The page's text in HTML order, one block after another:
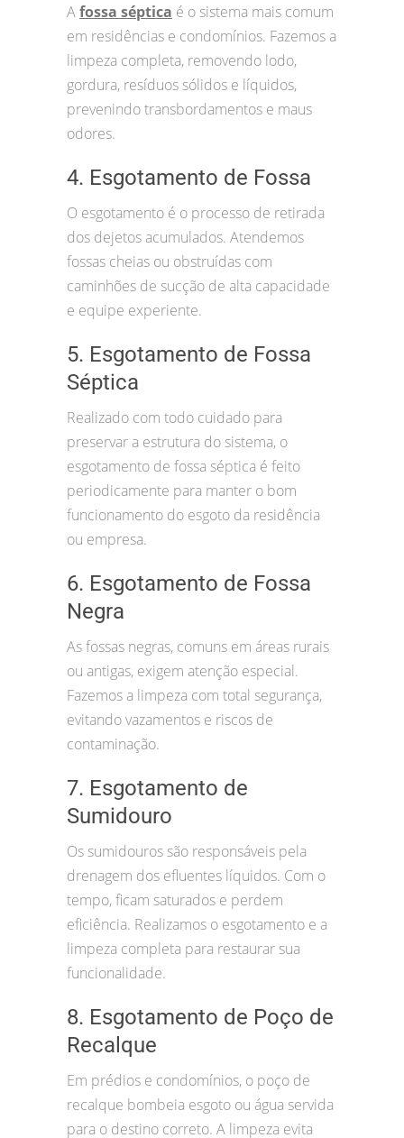
Afossa séptica é o sistema mais comum
em residências e condomínios. Fazemos a
limpeza completa, removendo lodo,
gordura, resíduos sólidos e líquidos,
prevenindo transbordamentos e maus
odores.
4. Esgotamento de Fossa
O esgotamento é o processo de retirada
dos dejetos acumulados. Atendemos
fossas cheias ou obstruídas com
caminhões de sucção de alta capacidade
e equipe experiente.
5. Esgotamento de Fossa
Séptica
Realizado com todo cuidado para
preservar a estrutura do sistema, o
esgotamento de fossa séptica é feito
periodicamente para manter o bom
funcionamento do esgoto da residência
ou empresa.
6. Esgotamento de Fossa
Negra
As fossas negras, comuns em áreas rurais
ou antigas, exigem atenção especial.
Fazemos a limpeza com total segurança,
evitando vazamentos e riscos de
contaminação.
7. Esgotamento de
Sumidouro
Os sumidouros são responsáveis pela
drenagem dos efluentes líquidos. Com o
tempo, ficam saturados e perdem
eficiência. Realizamos o esgotamento e a
limpeza completa para restaurar sua
funcionalidade.
8. Esgotamento de Poço de
Recalque
Em prédios e condomínios, o poço de
recalque bombeia esgoto ou água servida
para o destino correto. A limpeza evita